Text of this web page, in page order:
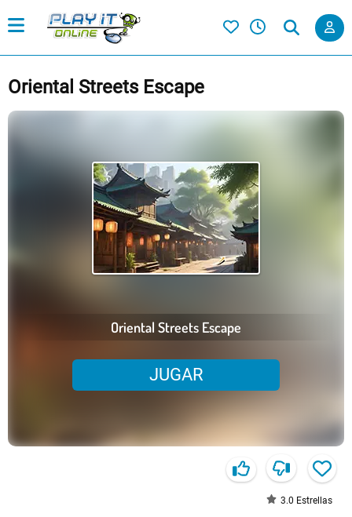
Oriental Streets Escape
Oriental Streets Escape
JUGAR
3.0 Estrellas